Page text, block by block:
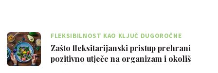
FLEKSIBILNOST KAO KLJUČ DUGOROČNE
ODRŽIVOSTI
Zašto fleksitarijanski pristup prehrani
pozitivno utječe na organizam i okoliš